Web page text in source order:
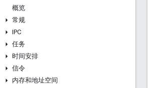
概览
常规
IPC
任务
时间安排
信令
内存和地址空间